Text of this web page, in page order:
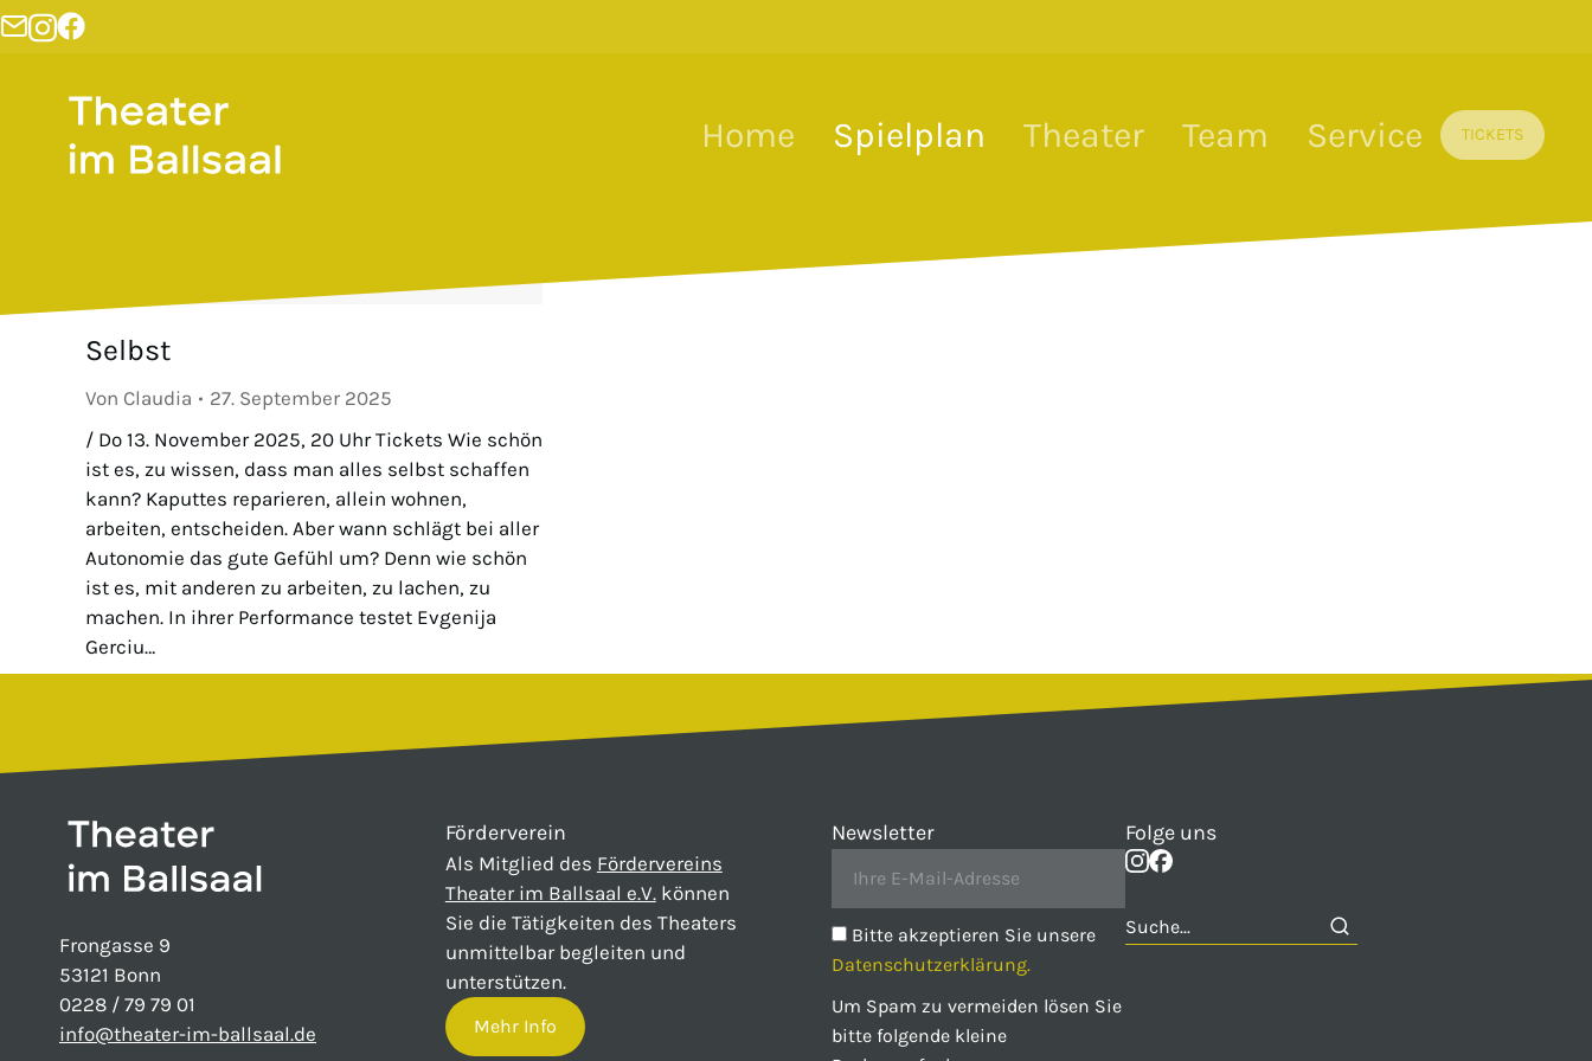
Home Spielplan Theater Team Service TICKETS
Selbst
Von Claudia
27. September 2025
/ Do 13. November 2025, 20 Uhr Tickets Wie schön
ist es, zu wissen, dass man alles selbst schaffen
kann? Kaputtes reparieren, allein wohnen,
arbeiten, entscheiden. Aber wann schlägt bei aller
Autonomie das gute Gefühl um? Denn wie schön
ist es, mit anderen zu arbeiten, zu lachen, zu
machen. In ihrer Performance testet Evgenija
Gerciu…
Frongasse 9
53121 Bonn
0228 / 79 79 01
info@theater-im-ballsaal.de
Förderverein
Als Mitglied des Fördervereins
Theater im Ballsaal e.V.können
Sie die Tätigkeiten des Theaters
unmittelbar begleiten und
unterstützen.
Mehr Info
Newsletter
Bitte akzeptieren Sie unsere
Datenschutzerklärung.
Um Spam zu vermeiden lösen Sie
bitte folgende kleine
Folge uns